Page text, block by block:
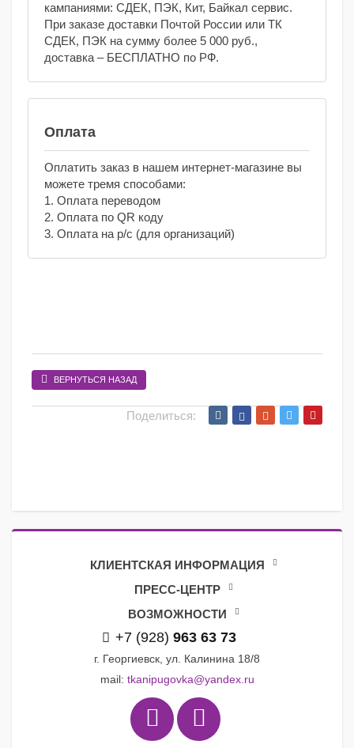
кампаниями: СДЕК, ПЭК, Кит, Байкал сервис.
При заказе доставки Почтой России или ТК
СДЕК, ПЭК на сумму более 5 000 руб.,
доставка – БЕСПЛАТНО по РФ.
Оплата
Оплатить заказ в нашем интернет-магазине вы
можете тремя способами:
1. Оплата переводом
2. Оплата по QR коду
3. Оплата на р/с (для организаций)
ВЕРНУТЬСЯ НАЗАД
Поделиться:
КЛИЕНТСКАЯ ИНФОРМАЦИЯ
ПРЕСС-ЦЕНТР
ВОЗМОЖНОСТИ
+7 (928) 963 63 73
г. Георгиевск, ул. Калинина 18/8
mail: tkanipugovka@yandex.ru